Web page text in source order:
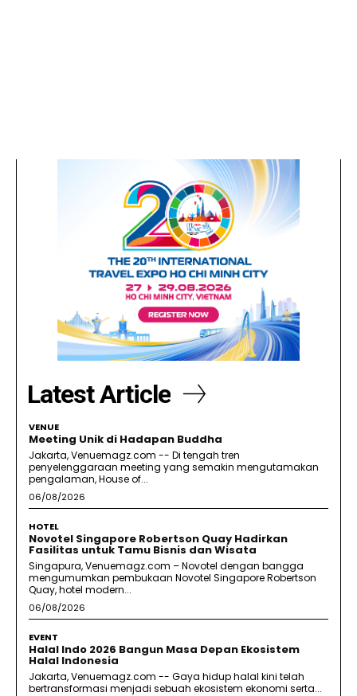
Latest Article
VENUE
Meeting Unik di Hadapan Buddha
Jakarta, Venuemagz.com -- Di tengah tren
penyelenggaraan meeting yang semakin mengutamakan
pengalaman, House of...
06/08/2026
HOTEL
Novotel Singapore Robertson Quay Hadirkan
Fasilitas untuk Tamu Bisnis dan Wisata
Singapura, Venuemagz.com – Novotel dengan bangga
mengumumkan pembukaan Novotel Singapore Robertson
Quay, hotel modern...
06/08/2026
EVENT
Halal Indo 2026 Bangun Masa Depan Ekosistem
Halal Indonesia
Jakarta, Venuemagz.com -- Gaya hidup halal kini telah
bertransformasi menjadi sebuah ekosistem ekonomi serta...